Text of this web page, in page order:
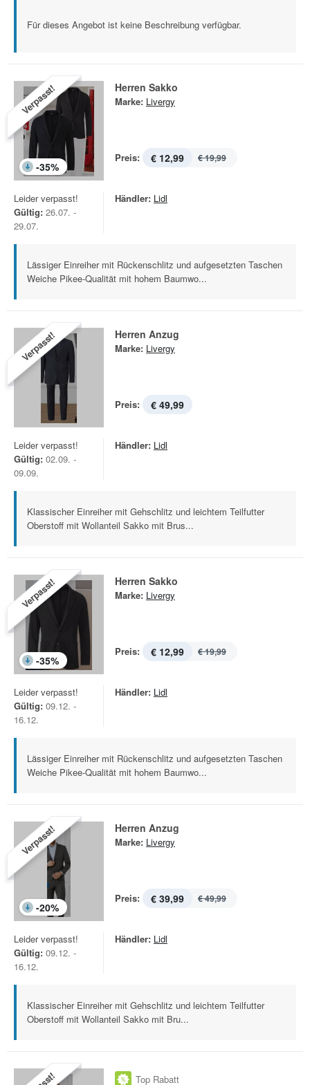
Für dieses Angebot ist keine Beschreibung verfügbar.
Verpasst!
-35%
Herren Sakko
Marke: Livergy
Preis: € 12,99 € 19,99
Leider verpasst!
Gültig: 26.07. -
29.07.
Händler: Lidl
Lässiger Einreiher mit Rückenschlitz und aufgesetzten Taschen
Weiche Pikee-Qualität mit hohem Baumwo...
Verpasst! Herren Anzug
Marke: Livergy
Preis: € 49,99
Leider verpasst!
Gültig: 02.09. -
09.09.
Händler: Lidl
Klassischer Einreiher mit Gehschlitz und leichtem Teilfutter
Oberstoff mit Wollanteil Sakko mit Brus...
Verpasst!
-35%
Herren Sakko
Marke: Livergy
Preis: € 12,99 € 19,99
Leider verpasst!
Gültig: 09.12. -
16.12.
Händler: Lidl
Lässiger Einreiher mit Rückenschlitz und aufgesetzten Taschen
Weiche Pikee-Qualität mit hohem Baumwo...
Verpasst!
-20%
Herren Anzug
Marke: Livergy
Preis: € 39,99 € 49,99
Leider verpasst!
Gültig: 09.12. -
16.12.
Händler: Lidl
Klassischer Einreiher mit Gehschlitz und leichtem Teilfutter
Oberstoff mit Wollanteil Sakko mit Bru...
Top Rabatt